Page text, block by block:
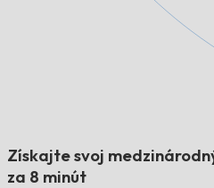
Získajte svoj
za 8 minút